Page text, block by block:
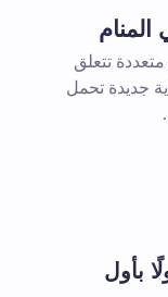
تتعلق
جديدة تحمل
بأول